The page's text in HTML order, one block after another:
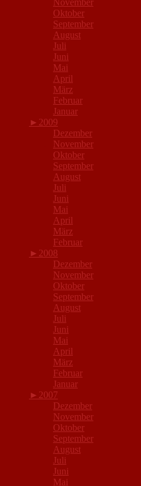
Oktober
September
August
Juli
Juni
Mai
April
März
Februar
Januar
► 2009
Dezember
November
Oktober
September
August
Juli
Juni
Mai
April
März
Februar
► 2008
Dezember
November
Oktober
September
August
Juli
Juni
Mai
April
März
Februar
Januar
► 2007
Dezember
November
Oktober
September
August
Juli
Juni
Mai